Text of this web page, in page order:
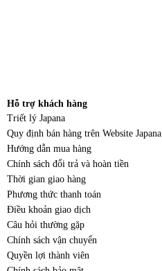
Hỗ trợ khách hàng
Triết lý Japana
Quy định bán hàng trên Website Japana
Hướng dẫn mua hàng
Chính sách đổi trả và hoàn tiền
Thời gian giao hàng
Phương thức thanh toán
Điều khoản giao dịch
Câu hỏi thường gặp
Chính sách vận chuyển
Quyền lợi thành viên